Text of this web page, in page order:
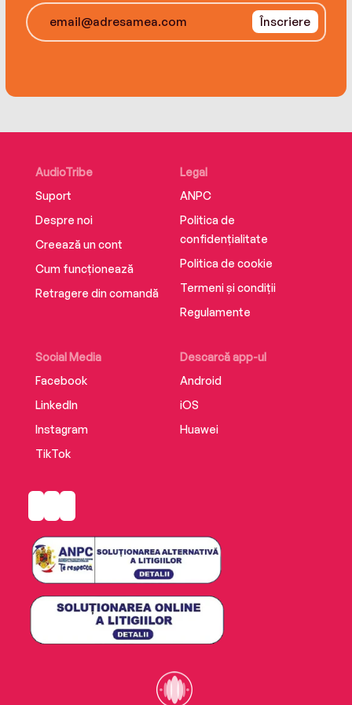
Înscriere
AudioTribe
Suport
Despre noi
Creează un cont
Cum funcționează
Retragere din comandă
Social Media
Facebook
LinkedIn
Instagram
TikTok
Descarcă app-ul
Android
iOS
Huawei
Legal
ANPC
Politica de
confidențialitate
Politica de cookie
Termeni și condiții
Regulamente